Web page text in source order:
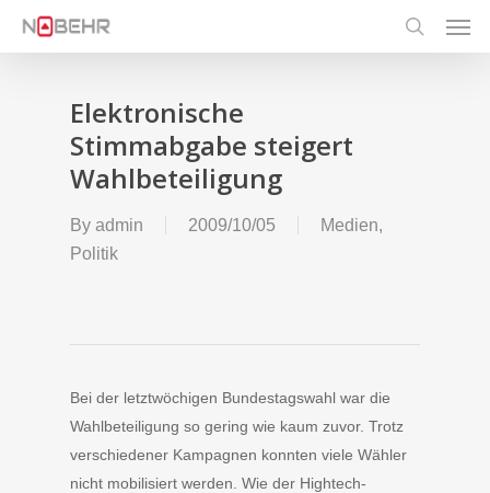
search
Elektronische
Stimmabgabe steigert
Wahlbeteiligung
By admin 2009/10/05 Medien,
Politik
Bei der letztwöchigen Bundestagswahl war die
Wahlbeteiligung so gering wie kaum zuvor. Trotz
verschiedener Kampagnen konnten viele Wähler
nicht mobilisiert werden. Wie der Hightech-